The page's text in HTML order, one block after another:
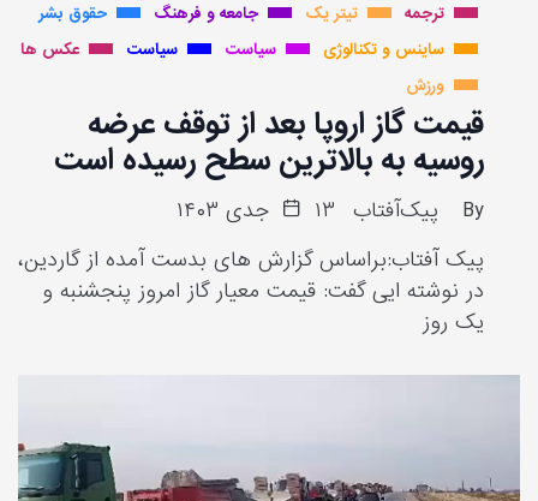
ترجمه
تیتر یک جامعه و فرهنگ
حقوق بشر
ساینس و تکنالوژی
سیاست سیاست
عکس ها
ورزش
قیمت گاز اروپا بعد از توقف عرضه
روسیه به بالاترین سطح رسیده است
By پیک‌آفتاب
۱۳ جدی ۱۴۰۳
پیک آفتاب:براساس گزارش های بدست آمده از گاردین،
در نوشته ایی گفت: قیمت معیار گاز امروز پنجشنبه و
یک روز